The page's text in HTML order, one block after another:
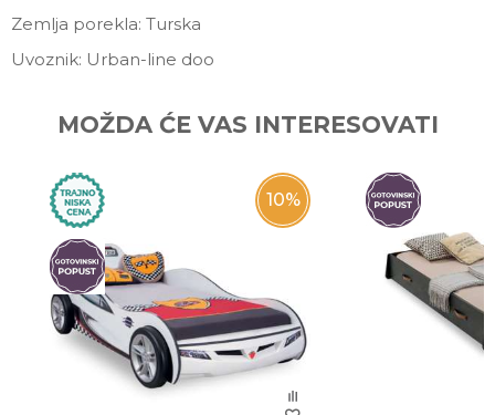
Zemlja porekla: Turska
Uvoznik: Urban-line doo
Email
Poruka
MOŽDA ĆE VAS INTERESOVATI
10%